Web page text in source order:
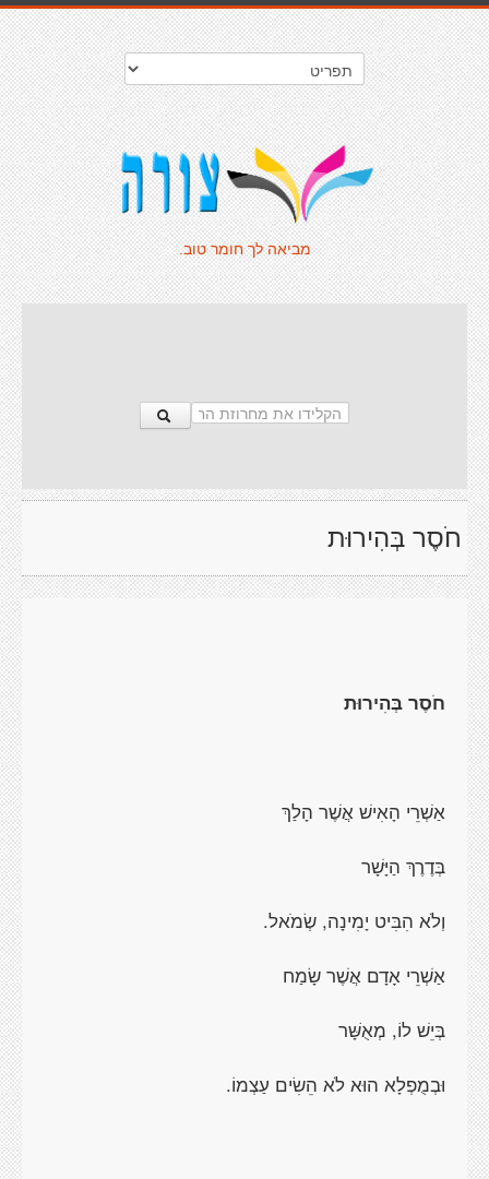
מביאה לך חומר טוב.
חֹסֶר בְּהִירוּת
חֹסֶר בְּהִירוּת
אַשְׁרֵי הָאִישׁ אֲשֶׁר הָלַךְ
בְּדֶרֶךְ הַיָּשָׁר
וְלֹא הִבִּיט יָמִינָה, שְׂמֹאל.
אַשְׁרֵי אָדָם אֲשֶׁר שָׂמַח
בְּיֵשׁ לוֹ, מְאֻשָּׁר
וּבְמֻפְלָא הוּא לֹא הֵשִׂים עַצְמוֹ.